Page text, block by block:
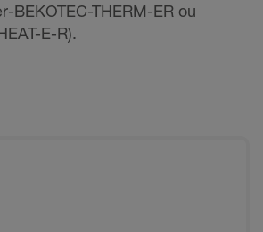
BEKOTEC-THERM-ER ou
E-R).